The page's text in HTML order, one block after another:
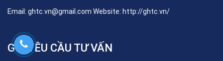
Email: ghtc.vn@gmail.com Website: http://ghtc.vn/
GỬI YÊU CẦU TƯ VẤN